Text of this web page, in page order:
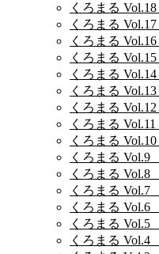
くろまる
くろまる
くろまる
くろまる
くろまる
くろまる
くろまる
くろまる
くろまる
くろまる
くろまる
くろまる
くろまる
くろまる
くろまる